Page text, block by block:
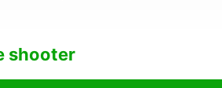
shooter